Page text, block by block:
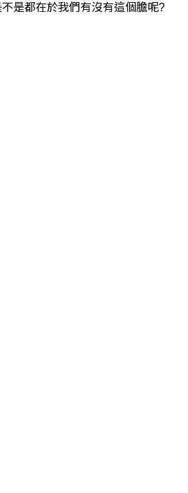
是都在於我們有沒有這個膽呢?